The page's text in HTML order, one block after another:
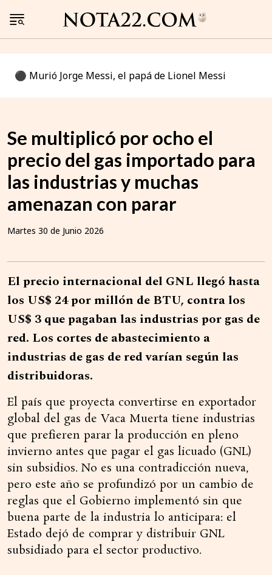
⚫️ Murió Jorge Messi, el papá de Lionel Messi
Se multiplicó por ocho el
precio del gas importado para
las industrias y muchas
amenazan con parar
Martes 30 de Junio 2026
El precio internacional del GNL llegó hasta
los US$ 24 por millón de BTU, contra los
US$ 3 que pagaban las industrias por gas de
red. Los cortes de abastecimiento a
industrias de gas de red varían según las
distribuidoras.
El país que proyecta convertirse en exportador
global del gas de Vaca Muerta tiene industrias
que prefieren parar la producción en pleno
invierno antes que pagar el gas licuado (GNL)
sin subsidios. No es una contradicción nueva,
pero este año se profundizó por un cambio de
reglas que el Gobierno implementó sin que
buena parte de la industria lo anticipara: el
Estado dejó de comprar y distribuir GNL
subsidiado para el sector productivo.